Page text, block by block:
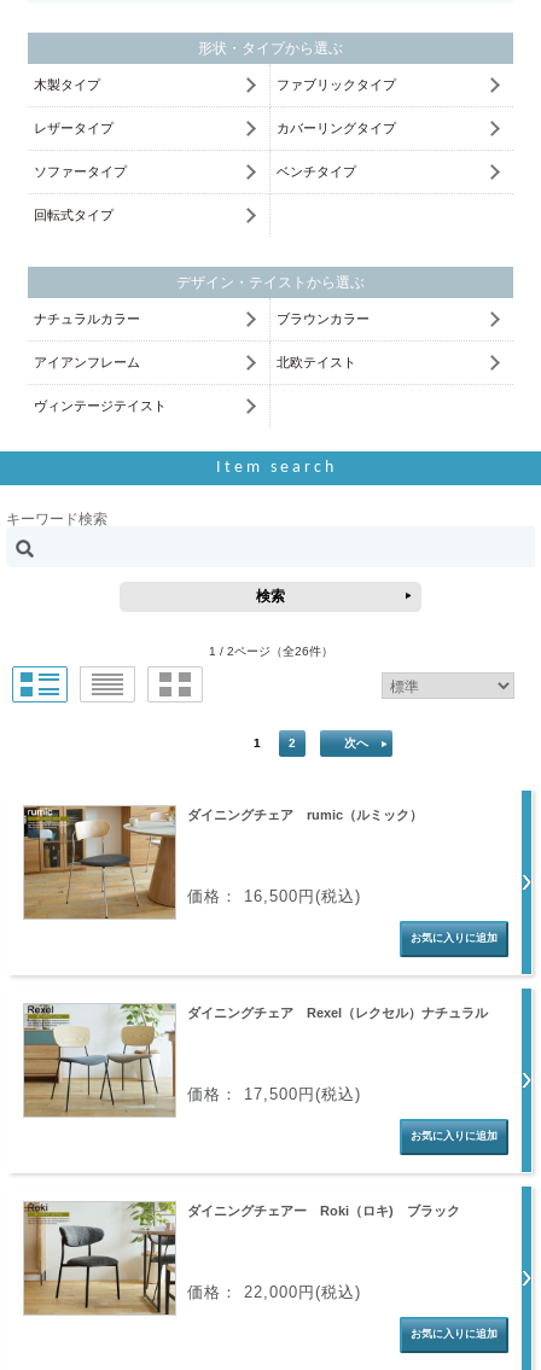
形状・タイプから選ぶ
木製タイプ ファブリックタイプ
レザータイプ カバーリングタイプ
ソファータイプ ベンチタイプ
回転式タイプ
デザイン・テイストから選ぶ
ナチュラルカラー ブラウンカラー
アイアンフレーム 北欧テイスト
ヴィンテージテイスト
Item search
キーワード検索
1 / 2ページ （全26件）
1 2 次へ
ダイニングチェア rumic（ルミック）
価格： 16,500円(税込)
ダイニングチェア Rexel（レクセル）ナチュラル
価格： 17,500円(税込)
ダイニングチェアー Roki（ロキ) ブラック
価格： 22,000円(税込)